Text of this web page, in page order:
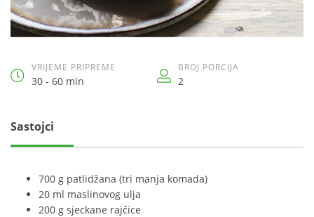
VRIJEME PRIPREME
30 - 60 min
BROJ PORCIJA
2
Sastojci
700 g patlidžana (tri manja komada)
20 ml maslinovog ulja
200 g sjeckane rajčice